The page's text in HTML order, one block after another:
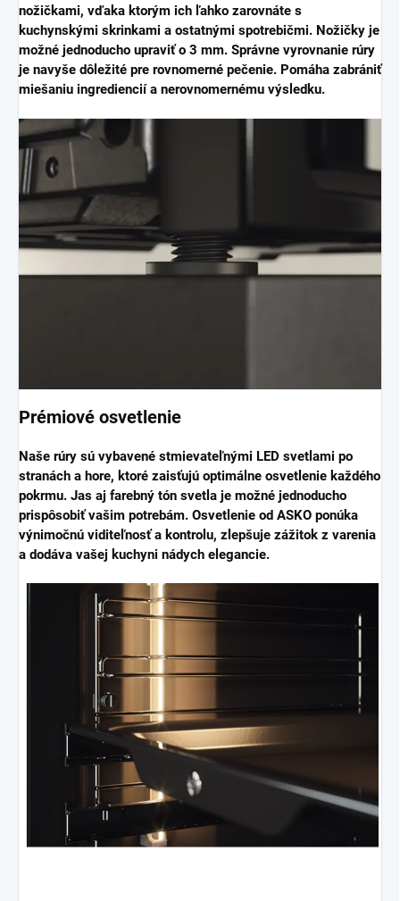
nožičkami, vďaka ktorým ich ľahko zarovnáte s
kuchynskými skrinkami a ostatnými spotrebičmi. Nožičky je
možné jednoducho upraviť o 3 mm. Správne vyrovnanie rúry
je navyše dôležité pre rovnomerné pečenie. Pomáha zabrániť
miešaniu ingrediencií a nerovnomernému výsledku.
Prémiové osvetlenie
Naše rúry sú vybavené stmievateľnými LED svetlami po
stranách a hore, ktoré zaisťujú optimálne osvetlenie každého
pokrmu. Jas aj farebný tón svetla je možné jednoducho
prispôsobiť vašim potrebám. Osvetlenie od ASKO ponúka
výnimočnú viditeľnosť a kontrolu, zlepšuje zážitok z varenia
a dodáva vašej kuchyni nádych elegancie.